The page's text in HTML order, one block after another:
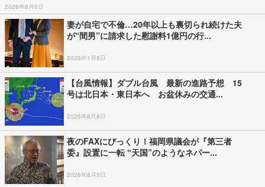
2026年8月5日
妻が自宅で不倫…20年以上も裏切られ続けた夫
が“間男”に請求した慰謝料1億円の行...
2026年1月8日
【台風情報】ダブル台風 最新の進路予想 15
号は北日本・東日本へ お盆休みの交通...
2026年8月8日
夜のFAXにびっくり！福岡県議会が『第三者
委』設置に一転 ‟天国”のようなネパー...
2026年8月5日